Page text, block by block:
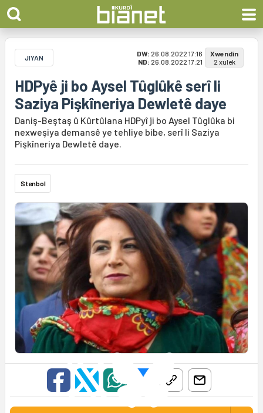
JIYAN DW: 26.08.2022 17:16
ND: 26.08.2022 17:21
Xwendin
2 xulek
HDPyê ji bo Aysel Tûglûkê serî li
Saziya Pişkîneriya Dewletê daye
Daniş-Beştaş û Kûrtûlana HDPyî ji bo Aysel Tûglûka bi
nexweşiya demansê ye tehliye bibe, serî li Saziya
Pişkîneriya Dewletê daye.
Stenbol